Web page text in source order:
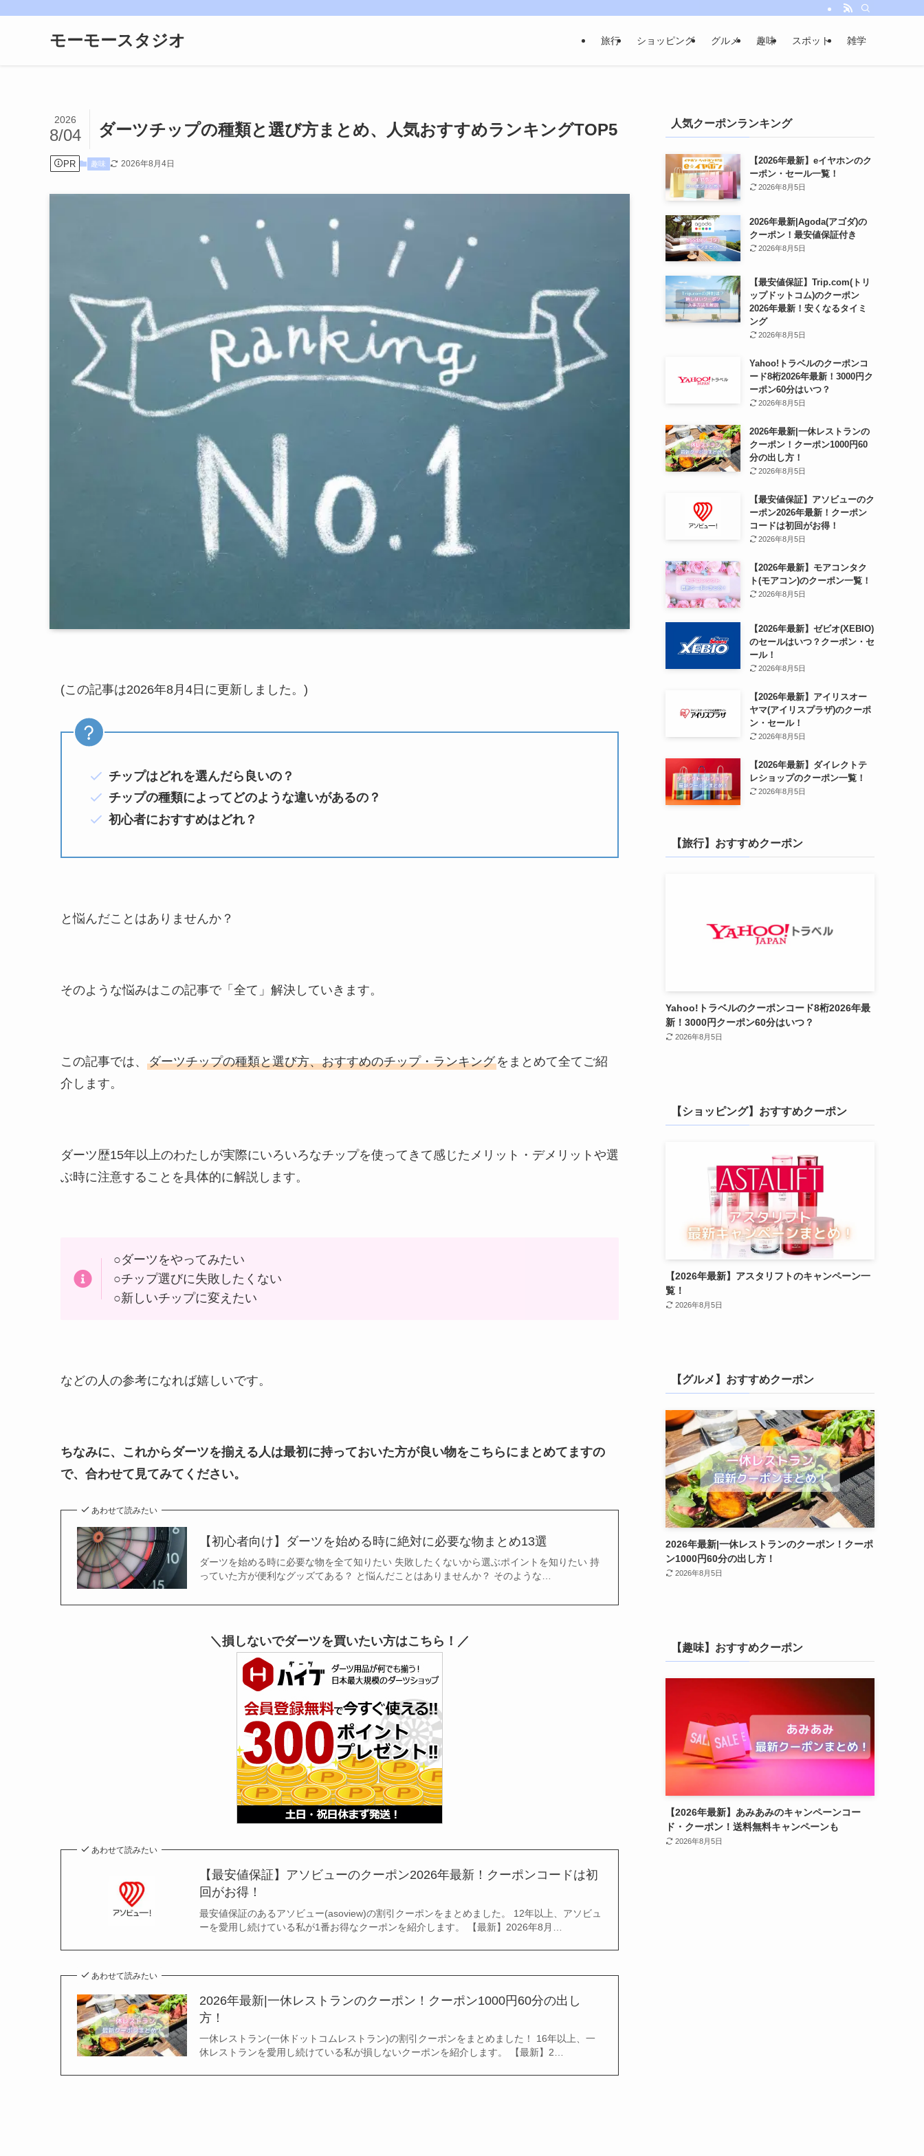
モーモースタジオ 旅行 ショッピング グルメ 趣味 スポット 雑学
ダーツチップの種類と選び方まとめ、人気おすすめランキングTOP5
2026
8/04
PR 趣味 2026年8月4日
(この記事は2026年8月4日に更新しました。)
チップはどれを選んだら良いの？
チップの種類によってどのような違いがあるの？
初心者におすすめはどれ？
と悩んだことはありませんか？
そのような悩みはこの記事で「全て」解決していきます。
この記事では、 ダーツチップの種類と選び方、おすすめのチップ・ランキング をまとめて全てご紹
介します。
ダーツ歴15年以上のわたしが実際にいろいろなチップを使ってきて感じたメリット・デメリットや選
ぶ時に注意することを具体的に解説します。
○ダーツをやってみたい
○チップ選びに失敗したくない
○新しいチップに変えたい
などの人の参考になれば嬉しいです。
ちなみに、これからダーツを揃える人は最初に持っておいた方が良い物をこちらにまとめてますの
で、合わせて見てみてください。
あわせて読みたい
【初心者向け】ダーツを始める時に絶対に必要な物まとめ13選
ダーツを始める時に必要な物を全て知りたい 失敗したくないから選ぶポイントを知りたい 持
っていた方が便利なグッズてある？ と悩んだことはありませんか？ そのような…
＼損しないでダーツを買いたい方はこちら！／
あわせて読みたい
【最安値保証】アソビューのクーポン2026年最新！クーポンコードは初
回がお得！
最安値保証のあるアソビュー(asoview)の割引クーポンをまとめました。 12年以上、アソビュ
ーを愛用し続けている私が1番お得なクーポンを紹介します。 【最新】2026年8月…
あわせて読みたい
2026年最新|一休レストランのクーポン！クーポン1000円60分の出し
方！
一休レストラン(一休ドットコムレストラン)の割引クーポンをまとめました！ 16年以上、一
休レストランを愛用し続けている私が損しないクーポンを紹介します。 【最新】2…
人気クーポンランキング
【2026年最新】eイヤホンのク
ーポン・セール一覧！
2026年8月5日
2026年最新|Agoda(アゴダ)の
クーポン！最安値保証付き
2026年8月5日
【最安値保証】Trip.com(トリ
ップドットコム)のクーポン
2026年最新！安くなるタイミ
ング
2026年8月5日
Yahoo!トラベルのクーポンコ
ード8桁2026年最新！3000円ク
ーポン60分はいつ？
2026年8月5日
2026年最新|一休レストランの
クーポン！クーポン1000円60
分の出し方！
2026年8月5日
【最安値保証】アソビューのク
ーポン2026年最新！クーポン
コードは初回がお得！
2026年8月5日
【2026年最新】モアコンタク
ト(モアコン)のクーポン一覧！
2026年8月5日
【2026年最新】ゼビオ(XEBIO)
のセールはいつ？クーポン・セ
ール！
2026年8月5日
【2026年最新】アイリスオー
ヤマ(アイリスプラザ)のクーポ
ン・セール！
2026年8月5日
【2026年最新】ダイレクトテ
レショップのクーポン一覧！
2026年8月5日
【旅行】おすすめクーポン
Yahoo!トラベルのクーポンコード8桁2026年最
新！3000円クーポン60分はいつ？
2026年8月5日
【ショッピング】おすすめクーポン
【2026年最新】アスタリフトのキャンペーン一
覧！
2026年8月5日
【グルメ】おすすめクーポン
2026年最新|一休レストランのクーポン！クーポ
ン1000円60分の出し方！
2026年8月5日
【趣味】おすすめクーポン
【2026年最新】あみあみのキャンペーンコー
ド・クーポン！送料無料キャンペーンも
2026年8月5日